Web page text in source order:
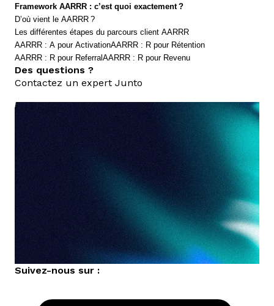
Framework AARRR : c’est quoi exactement ?
D’où vient le AARRR ?
Les différentes étapes du parcours client AARRR
AARRR : A pour ActivationAARRR : R pour Rétention
AARRR : R pour ReferralAARRR : R pour Revenu
Des questions ?
Contactez un expert Junto
Suivez-nous sur :